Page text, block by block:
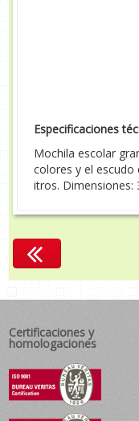
Especificaciones
Mochila escolar
colores y el escudo
itros. Dimensiones:
Certificaciones y
homologaciones